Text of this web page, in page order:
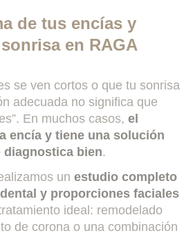
de tus encías y
en RAGA
se ven cortos o que tu sonrisa
adecuada no significa que
En muchos casos, el
encía y tiene una solución
diagnostica bien.
un estudio completo
y proporciones faciales
ideal: remodelado
de corona o una combinación